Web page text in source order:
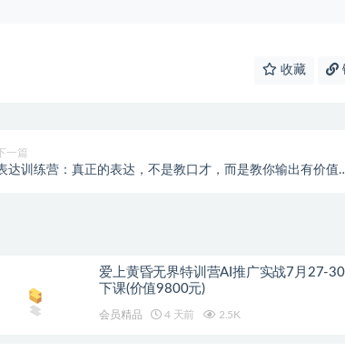
收藏
下一篇
达训练营：真正的表达，不是教口才，而是教你输出有价值
爱上黄昏无界特训营AI推广实战7月27-
下课(价值9800元)
会员精品 4 天前 2.5K